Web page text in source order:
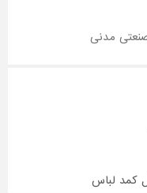
مدنی
کمد لباس